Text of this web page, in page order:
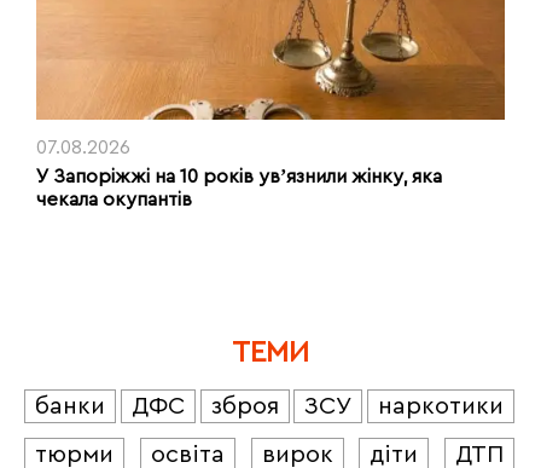
07.08.2026
У Запоріжжі на 10 років увʼязнили жінку, яка
чекала окупантів
ТЕМИ
банки ДФС зброя ЗСУ
наркотики
тюрми
освіта вирок діти
ДТП